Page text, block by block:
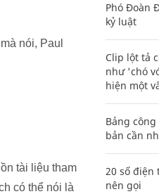
nói, Paul
tài liệu tham
có thể nói là
Phó Đoàn
kỷ luật
Clip lột tả
như 'chó
hiện một
Bảng
bản cần
20 số điện
nên gọi